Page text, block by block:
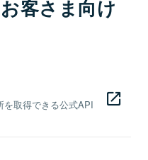
客さま向け
を取得できる公式API